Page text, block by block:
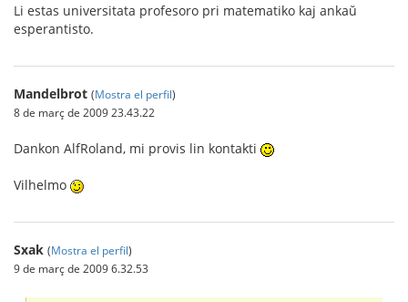
Li estas universitata profesoro pri matematiko kaj ankaŭ
esperantisto.
Mandelbrot (Mostra el perfil)
8 de març de 2009 23.43.22
Dankon AlfRoland, mi provis lin kontakti
Vilhelmo
Sxak (Mostra el perfil)
9 de març de 2009 6.32.53